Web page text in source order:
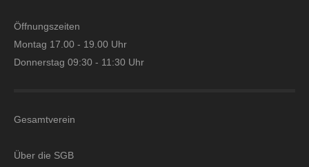
Öffnungszeiten
Montag 17.00 - 19.00 Uhr
Donnerstag 09:30 - 11:30 Uhr
Gesamtverein
Über die SGB